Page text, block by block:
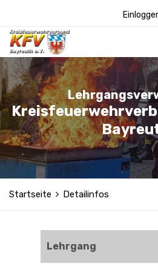
Startseite Detailinfos
Lehrgang